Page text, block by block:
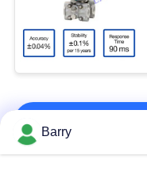
Neigen
Barry